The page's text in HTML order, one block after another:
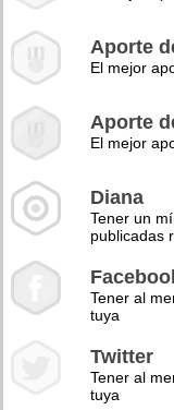
Aporte
El mejor
Aporte
El mejor
Diana
Tener un
publicadas
Tener al
tuya
Twitter
Tener al
tuya